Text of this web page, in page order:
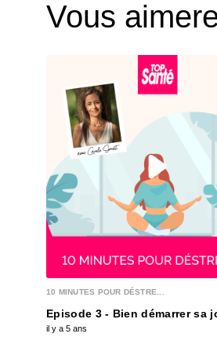
Vous
10 MINUTES POUR DÉSTRE...
Episode 3 - Bien démarrer sa
il y a 5 ans